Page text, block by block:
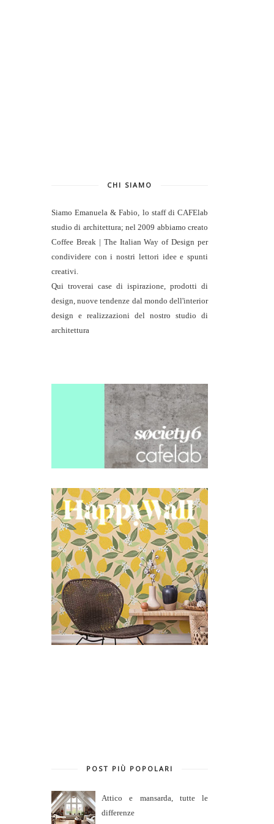
CHI SIAMO
Siamo Emanuela & Fabio, lo staff di CAFElab
studio di architettura; nel 2009 abbiamo creato
Coffee Break | The Italian Way of Design per
condividere con i nostri lettori idee e spunti
creativi.
Qui troverai case di ispirazione, prodotti di
design, nuove tendenze dal mondo dell'interior
design e realizzazioni del nostro studio di
architettura
POST PIÙ POPOLARI
Attico e mansarda, tutte le
differenze